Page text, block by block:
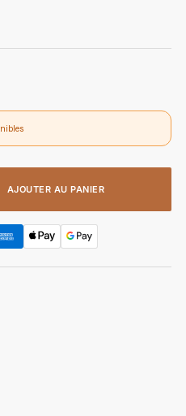
AJOUTER AU PANIER